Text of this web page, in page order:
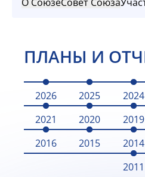
ПЛАНЫ И
2026 2025 2024
2021
2020 2019
2016
2015 2014
2011